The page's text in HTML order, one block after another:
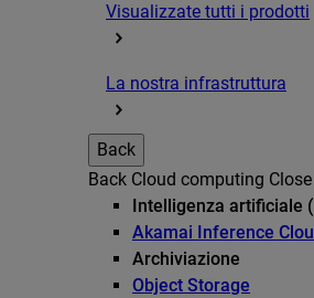
Visualizzate tutti i prodotti
La nostra infrastruttura
Back
Back Cloud computing Close
Intelligenza artificiale
Akamai Inference
Archiviazione
Object Storage